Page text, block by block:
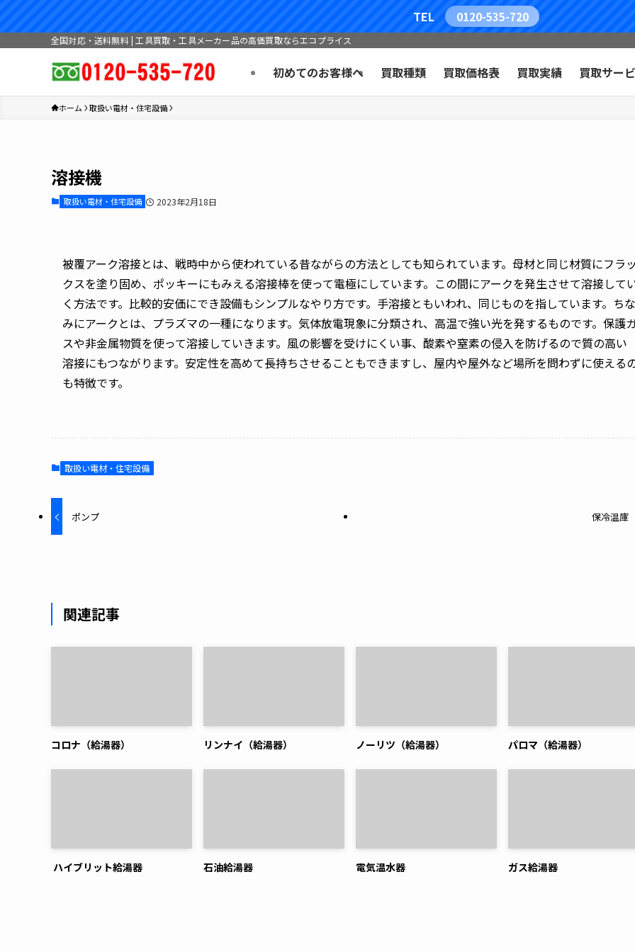
TEL 0120-535-720
全国対応・送料無料 | 工具買取・工具メーカー品の高価買取ならエコプライス
初めてのお客様へ 買取種類 買取価格表 買取実績 買取サー
ホーム 取扱い電材・住宅設備
溶接機
取扱い電材・住宅設備 2023年2月18日
被覆アーク溶接とは、戦時中から使われている昔ながらの方法としても知られています。母材と同じ材質にフラ
クスを塗り固め、ポッキーにもみえる溶接棒を使って電極にしています。この間にアークを発生させて溶接して
く方法です。比較的安価にでき設備もシンプルなやり方です。手溶接ともいわれ、同じものを指しています。ちな
みにアークとは、プラズマの一種になります。気体放電現象に分類され、高温で強い光を発するものです。保護
スや非金属物質を使って溶接していきます。風の影響を受けにくい事、酸素や窒素の侵入を防げるので質の高い
溶接にもつながります。安定性を高めて長持ちさせることもできますし、屋内や屋外など場所を問わずに使える
も特徴です。
取扱い電材・住宅設備
ポンプ 保冷温庫
関連記事
コロナ（給湯器） リンナイ（給湯器） ノーリツ（給湯器） パロマ（給湯器）
ハイブリット給湯器 石油給湯器 電気温水器 ガス給湯器